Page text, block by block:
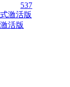
537
活版